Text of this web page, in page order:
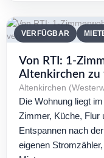
VERFÜGBAR
Von RTI: 1-
Altenkirchen zu
Altenkirchen
Die Wohnung liegt
Zimmer, Küche, Flur
Entspannen nach
eigenen